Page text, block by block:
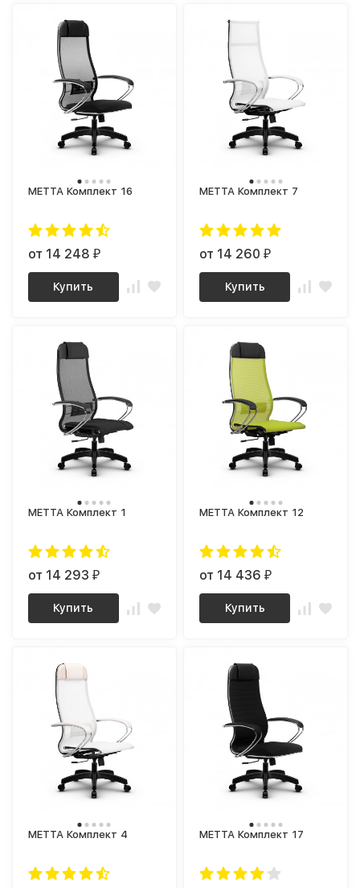
МЕТТА Комплект 16
от 14 248₽
Купить
МЕТТА Комплект 7
от 14 260₽
Купить
МЕТТА Комплект 1
от 14 293₽
Купить
МЕТТА Комплект 12
от 14 436₽
Купить
МЕТТА Комплект 4 МЕТТА Комплект 17